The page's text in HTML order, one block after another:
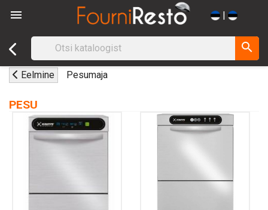
 |
search
Eelmine Pesumaja
PESU